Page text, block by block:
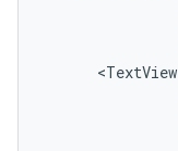
<TextView